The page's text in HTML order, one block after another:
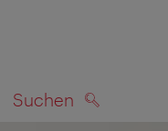
Suchen